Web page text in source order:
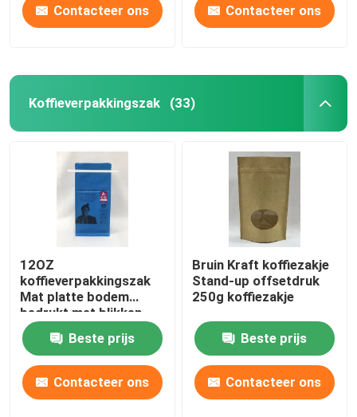
Contacteer ons Contacteer ons
Koffieverpakkingszak (33)
12OZ
koffieverpakkingszak
Mat platte bodem
bedrukt met blikken
stropdas
Beste prijs
Contacteer ons
Bruin Kraft koffiezakje
Stand-up offsetdruk
250g koffiezakje
Beste prijs
Contacteer ons